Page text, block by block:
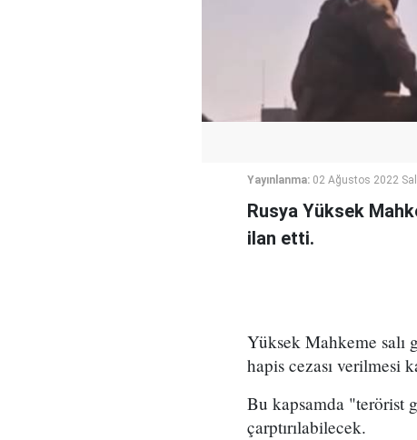
Yayınlanma: 02 Ağustos 2022
Rusya Yüksek
ilan etti.
Yüksek Mahkeme salı
hapis cezası verilmesi
Bu kapsamda "terörist
çarptırılabilecek.